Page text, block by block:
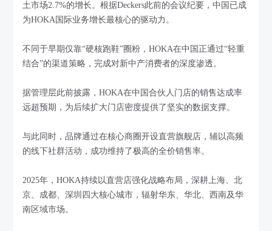
土市场2.7%的增长。根据Deckers此前的会议纪要，中国已成
为HOKA国际业务增长最核心的驱动力。
不同于早期仅靠“硬核跑鞋”圈粉，HOKA在中国正通过“轻重
结合”的渠道策略，完成对新中产消费者的深度渗透。
据管理层此前披露，HOKA在中国合伙人门店的销售达成率
远超预期，为后续扩大门店密度提供了坚实的数据支撑。
与此同时，品牌通过在核心商圈开设直营旗舰店，辅以高频
的线下社群活动，成功维持了极高的全价销售率。
2025年，HOKA持续以直营店强化战略布局，深耕上海、北
京、成都、深圳四大核心城市，辐射华东、华北、西南及华
南区域市场。